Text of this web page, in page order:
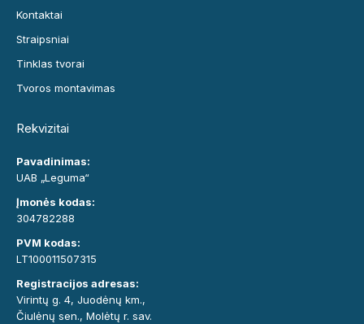
Kontaktai
Straipsniai
Tinklas tvorai
Tvoros montavimas
Rekvizitai
Pavadinimas:
UAB „Leguma“
Įmonės kodas:
304782288
PVM kodas:
LT100011507315
Registracijos adresas:
Virintų g. 4, Juodėnų km.,
Čiulėnų sen., Molėtų r. sav.